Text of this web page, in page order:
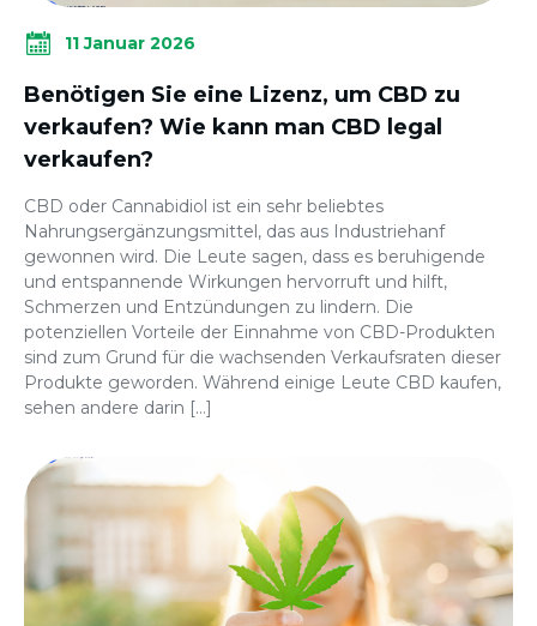
11 Januar 2026
Benötigen Sie eine Lizenz, um CBD zu
verkaufen? Wie kann man CBD legal
verkaufen?
CBD oder Cannabidiol ist ein sehr beliebtes
Nahrungsergänzungsmittel, das aus Industriehanf
gewonnen wird. Die Leute sagen, dass es beruhigende
und entspannende Wirkungen hervorruft und hilft,
Schmerzen und Entzündungen zu lindern. Die
potenziellen Vorteile der Einnahme von CBD-Produkten
sind zum Grund für die wachsenden Verkaufsraten dieser
Produkte geworden. Während einige Leute CBD kaufen,
sehen andere darin […]